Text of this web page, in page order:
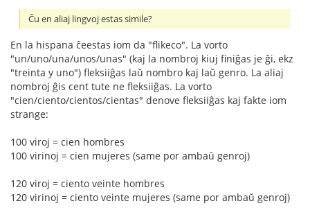
Ĉu en aliaj lingvoj estas simile?
En la hispana ĉeestas iom da "flikeco". La vorto
"un/uno/una/unos/unas" (kaj la nombroj kiuj finiĝas je ĝi, ekz
"treinta y uno") fleksiiĝas laŭ nombro kaj laŭ genro. La aliaj
nombroj ĝis cent tute ne fleksiiĝas. La vorto
"cien/ciento/cientos/cientas" denove fleksiiĝas kaj fakte iom
strange:
100 viroj = cien hombres
100 virinoj = cien mujeres (same por ambaŭ genroj)
120 viroj = ciento veinte hombres
120 virinoj = ciento veinte mujeres (same por ambaŭ genroj)